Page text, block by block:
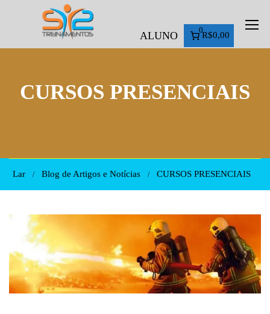
ALUNO 0
R$0,00
CURSOS PRESENCIAIS
Lar Blog de Artigos e Notícias CURSOS PRESENCIAIS